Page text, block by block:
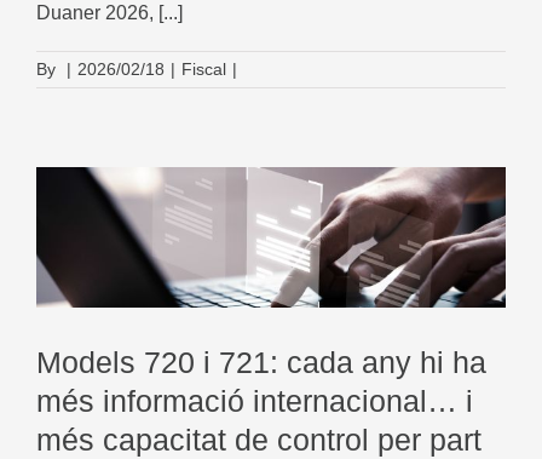
Duaner 2026, [...]
By | 2026/02/18 | Fiscal |
Models 720 i 721: cada any hi ha
més informació internacional… i
més capacitat de control per part